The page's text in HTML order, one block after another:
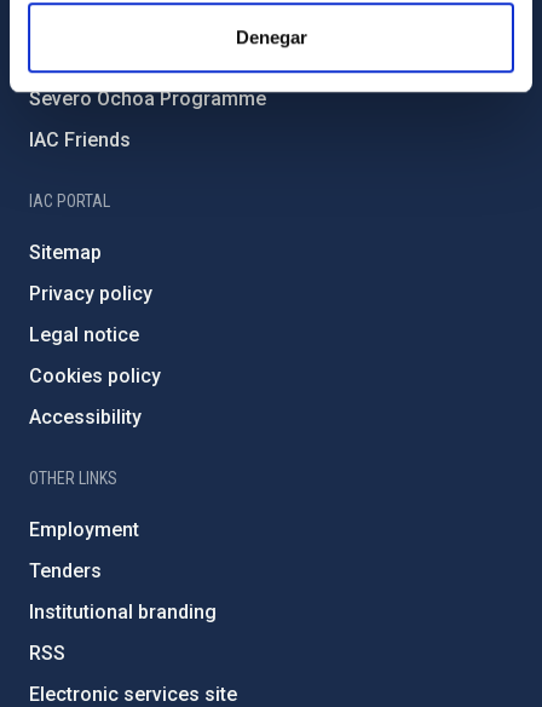
Denegar
Severo Ochoa Programme
IAC Friends
IAC PORTAL
Sitemap
Privacy policy
Legal notice
Cookies policy
Accessibility
OTHER LINKS
Employment
Tenders
Institutional branding
RSS
Electronic services site